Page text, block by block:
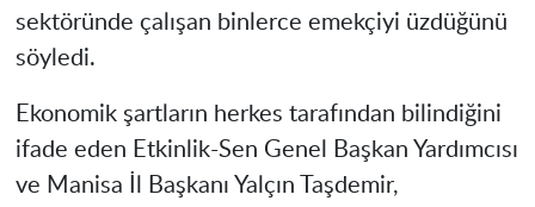
sektöründe çalışan binlerce emekçiyi üzdüğünü
söyledi.
Ekonomik şartların herkes tarafından bilindiğini
ifade eden Etkinlik-Sen Genel Başkan Yardımcısı
ve Manisa İl Başkanı Yalçın Taşdemir,